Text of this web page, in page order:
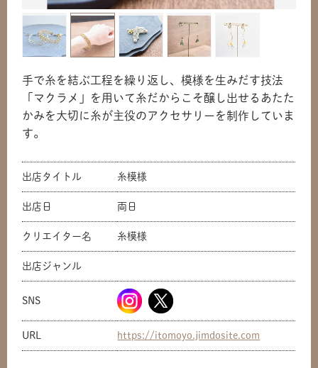
手で糸を結ぶ工程を繰り返し、模様を生みだす技法
「マクラメ」を用いて糸だからこそ醸し出せるあたた
かみを大切に糸が主役のアクセサリーを制作していま
す。
出店タイトル 糸模様
出店日 両日
クリエイター名 糸模様
出店ジャンル
SNS
URL https://itomoyo.jimdosite.com
共有方法を選択